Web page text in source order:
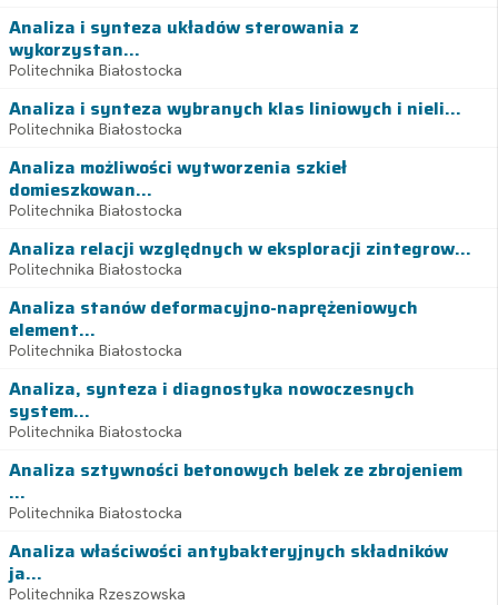
Analiza i synteza układów sterowania z
wykorzystan...
Politechnika Białostocka
Analiza i synteza wybranych klas liniowych i nieli...
Politechnika Białostocka
Analiza możliwości wytworzenia szkieł
domieszkowan...
Politechnika Białostocka
Analiza relacji względnych w eksploracji zintegrow...
Politechnika Białostocka
Analiza stanów deformacyjno-naprężeniowych
element...
Politechnika Białostocka
Analiza, synteza i diagnostyka nowoczesnych
system...
Politechnika Białostocka
Analiza sztywności betonowych belek ze zbrojeniem
...
Politechnika Białostocka
Analiza właściwości antybakteryjnych składników
ja...
Politechnika Rzeszowska